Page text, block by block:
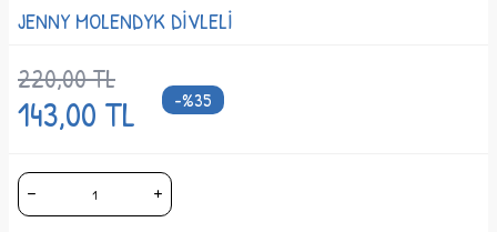
JENNY MOLENDYK DİVLELİ
220,00TL
143,00 TL -%35